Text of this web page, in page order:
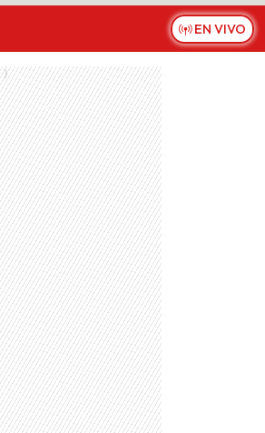
EN VIVO